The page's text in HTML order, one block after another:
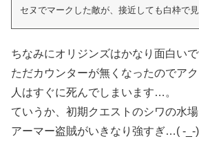
セヌでマークした敵が、接近しても白枠で
ちなみにオリジンズはかなり面白いで
ただカウンターが無くなったのでア
人はすぐに死んでしまいます…。
ていうか、初期クエストのシワの水
アーマー盗賊がいきなり強すぎ…( -_-)